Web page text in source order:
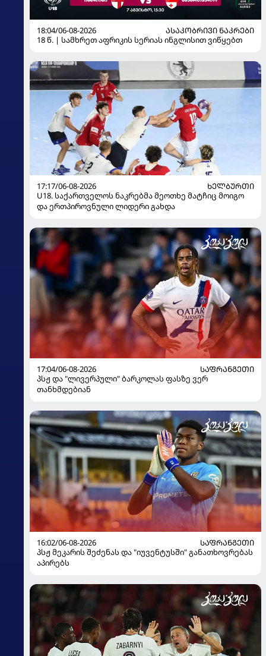
18:04/06-08-2026
ᲐᲡᲐᲙᲝᲑᲠᲘᲕᲘ ᲜᲐᲙᲠᲔᲑᲘ
18 წ. | სამხრეთ აფრიკის სერიას ინგლისით ვიწყებთ
17:17/06-08-2026
ᲮᲔᲚᲑᲣᲠᲗᲘ
U18. საქართველოს ნაკრებმა მეოთხე მატჩიც მოიგო
და ერთპიროვნული ლიდერი გახდა
17:04/06-08-2026
ᲡᲐᲤᲠᲐᲜᲒᲔᲗᲘ
პსჟ და "ლივერპული" ბარკოლას ფასზე ვერ
თანხმდებიან
16:02/06-08-2026
ᲡᲐᲤᲠᲐᲜᲒᲔᲗᲘ
პსჟ მეკარის შეძენას და "იუვენტუსში" განათხოვრებას
აპირებს